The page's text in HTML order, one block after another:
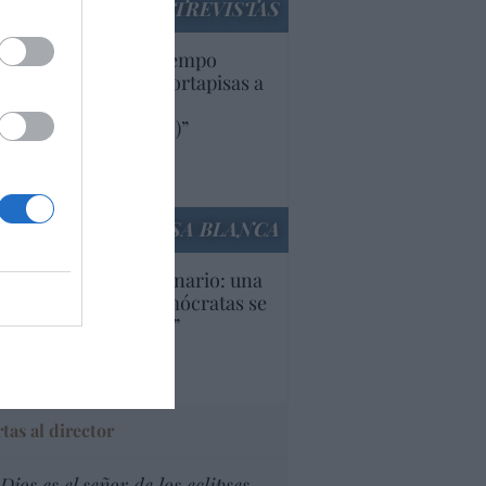
ENTREVISTAS
lleva mucho tiempo
aranceles y cortapisas a
y compañías
(y europeas)”
LA CASA BLANCA
Inquietante escenario: una
parte de los demócratas se
como “socialista”
al director